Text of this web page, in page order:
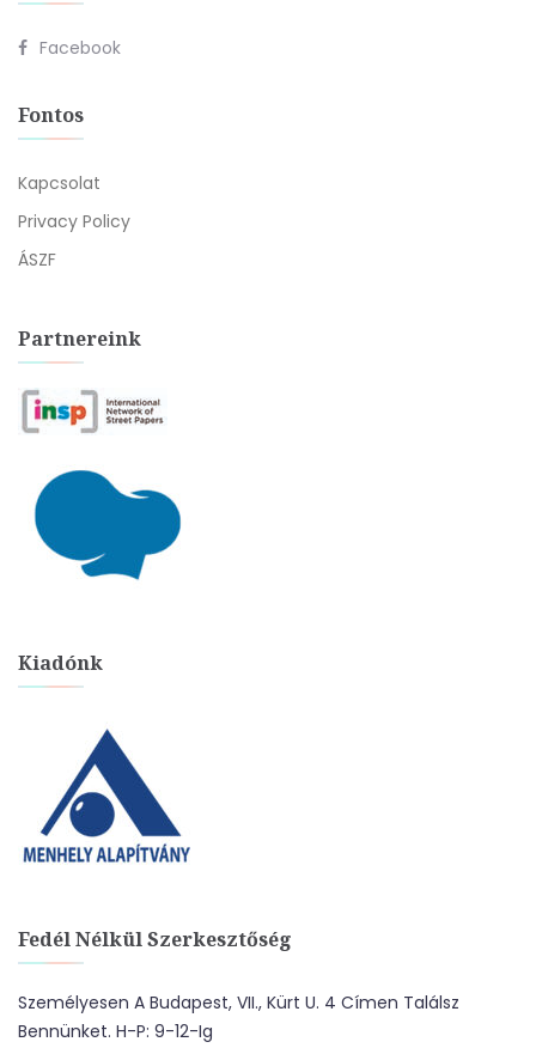
Facebook
Fontos
Kapcsolat
Privacy Policy
ÁSZF
Partnereink
Kiadónk
Fedél Nélkül Szerkesztőség
Személyesen A Budapest, VII., Kürt U. 4 Címen Találsz
Bennünket. H-P: 9-12-Ig